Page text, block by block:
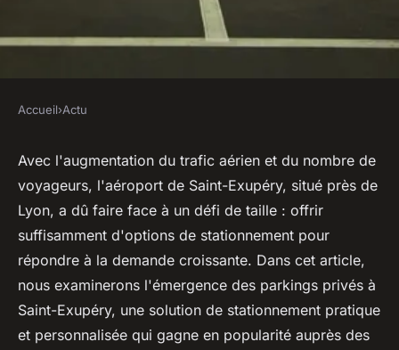
Quelles sont les
caractéristiques des parkings
privés à Saint-Exupéry ?
ouida•6 août 2023•2 min de lecture
Accueil›Actu
Avec l'augmentation du trafic aérien et du nombre de
voyageurs, l'aéroport de Saint-Exupéry, situé près de
Lyon, a dû faire face à un défi de taille : offrir
suffisamment d'options de stationnement pour
répondre à la demande croissante. Dans cet article,
nous examinerons l'émergence des parkings privés à
Saint-Exupéry, une solution de stationnement pratique
et personnalisée qui gagne en popularité auprès des